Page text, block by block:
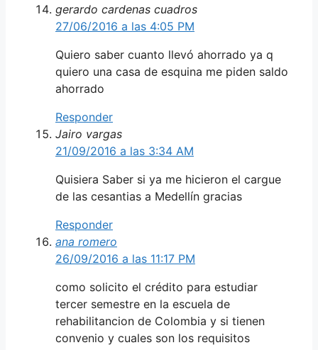
gerardo cardenas cuadros
27/06/2016 a las 4:05 PM
Quiero saber cuanto llevó ahorrado ya q
quiero una casa de esquina me piden saldo
ahorrado
Responder
Jairo vargas
21/09/2016 a las 3:34 AM
Quisiera Saber si ya me hicieron el cargue
de las cesantias a Medellín gracias
Responder
ana romero
26/09/2016 a las 11:17 PM
como solicito el crédito para estudiar
tercer semestre en la escuela de
rehabilitancion de Colombia y si tienen
convenio y cuales son los requisitos